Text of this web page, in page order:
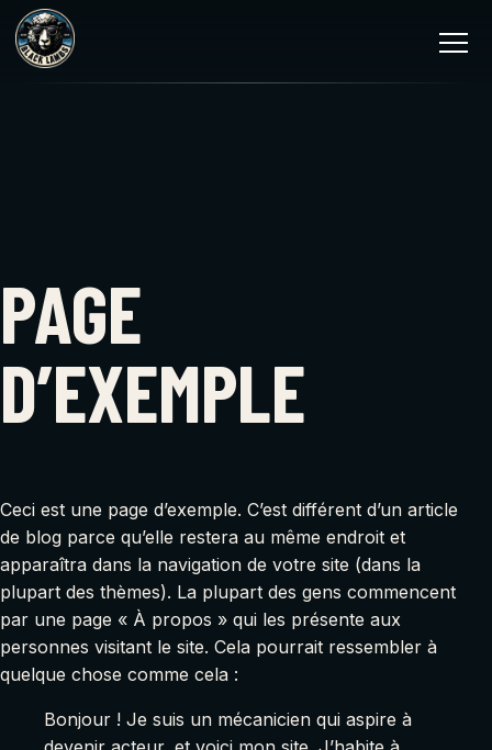
PAGE
D’EXEMPLE
Ceci est une page d’exemple. C’est différent d’un article
de blog parce qu’elle restera au même endroit et
apparaîtra dans la navigation de votre site (dans la
plupart des thèmes). La plupart des gens commencent
par une page « À propos » qui les présente aux
personnes visitant le site. Cela pourrait ressembler à
quelque chose comme cela :
Bonjour ! Je suis un mécanicien qui aspire à